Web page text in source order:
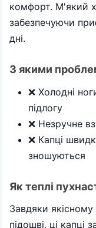
комфорт. М'який
забезпечуючи
дні.
З якими
❌ Холодні
підлогу
❌ Незручне
❌ Капці
зношуються
Як теплі
Завдяки
підошві, ці капці